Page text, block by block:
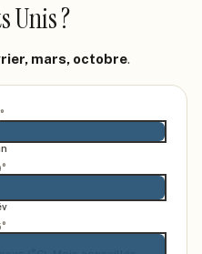
Unis?
mars, octobre.
°
°
°